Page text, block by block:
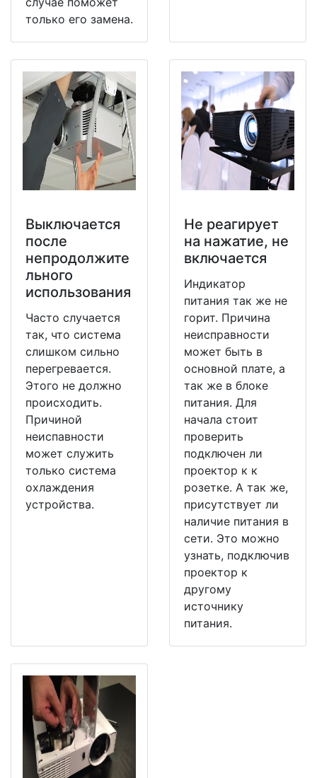
только его замена.
Выключается
после
непродолжите
льного
использования
Часто случается
так, что система
слишком сильно
перегревается.
Этого не должно
происходить.
Причиной
неиспавности
может служить
только система
охлаждения
устройства.
Не реагирует
на нажатие, не
включается
Индикатор
питания так же не
горит. Причина
неисправности
может быть в
основной плате, а
так же в блоке
питания. Для
начала стоит
проверить
подключен ли
проектор к к
розетке. А так же,
присутствует ли
наличие питания в
сети. Это можно
узнать, подключив
проектор к
другому
источнику
питания.